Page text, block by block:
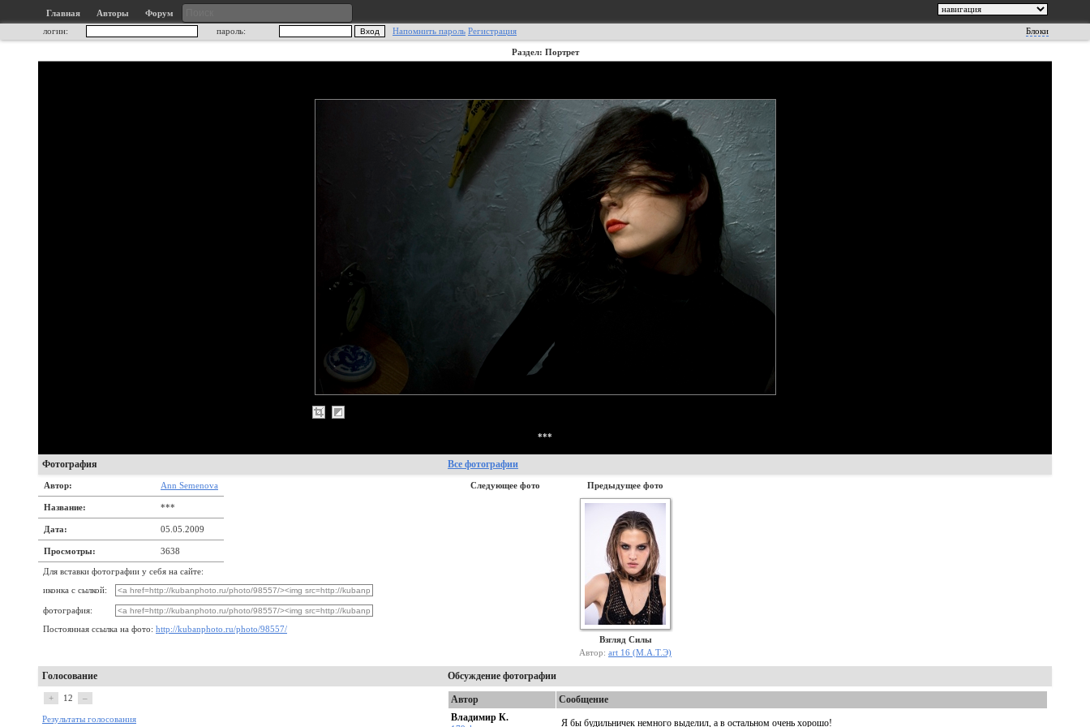
Главная Авторы
Форум
логин:
пароль: Напомнить пароль Регистрация Блоки
Раздел: Портрет
***
Фотография Все фотографии
Автор: Ann Semenova
Название: ***
Дата: 05.05.2009
Просмотры: 3638
Для вставки фотографии у себя на сайте:
иконка с сылкой:
фотография:
Постоянная ссылка на фото: http://kubanphoto.ru/photo/98557/
Следующее фото Предыдущее фото
Взгляд Силы
Автор: art 16 (М.А.Т.Э)
Голосование Обсуждение фотографии
+ 12 –
Результаты голосования
Автор
Сообщение
Владимир К.
Я бы будильничек немного выделил, а в остальном очень хорошо!